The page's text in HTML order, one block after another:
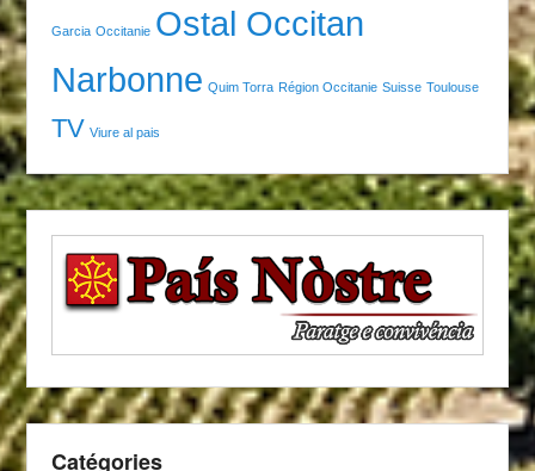
Garcia Occitanie Ostal Occitan
Narbonne Quim Torra Région Occitanie Suisse Toulouse
TV Viure al pais
Catégories